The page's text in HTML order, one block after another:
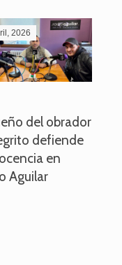
2026
del obrador
defiende
en
Aguilar